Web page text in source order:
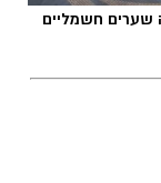
שערים חשמליים